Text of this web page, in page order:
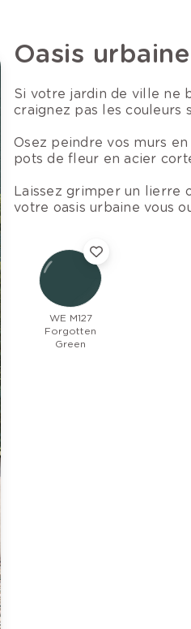
Oasis urbaine
Si votre jardin de ville ne
craignez pas les couleurs
Osez peindre vos murs
pots de fleur en acier
Laissez grimper un lierre
votre oasis urbaine vous
WE M127
Forgotten
Green